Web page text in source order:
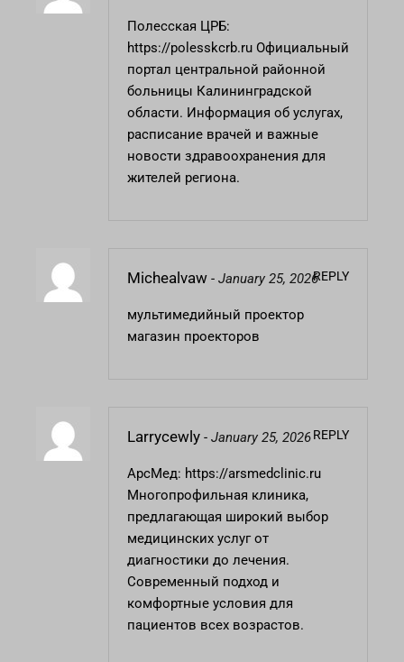
Полесская ЦРБ:
https://polesskcrb.ru Официальный
портал центральной районной
больницы Калининградской
области. Информация об услугах,
расписание врачей и важные
новости здравоохранения для
жителей региона.
Michealvaw - January 25, 2026REPLY
мультимедийный проектор
магазин проекторов
Larrycewly - January 25, 2026REPLY
АрсМед: https://arsmedclinic.ru
Многопрофильная клиника,
предлагающая широкий выбор
медицинских услуг от
диагностики до лечения.
Современный подход и
комфортные условия для
пациентов всех возрастов.